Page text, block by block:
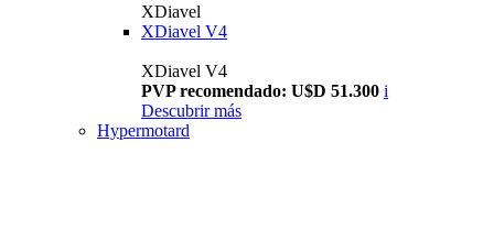
XDiavel
XDiavel V4
XDiavel V4
PVP recomendado: U$D 51.300 i
Descubrir más
Hypermotard